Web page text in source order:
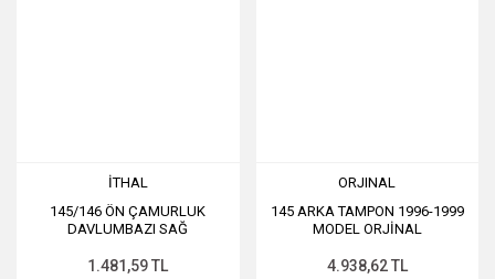
İTHAL
145/146 ÖN ÇAMURLUK
DAVLUMBAZI SAĞ
1.481,59 TL
ORJINAL
145 ARKA TAMPON 1996-1999
MODEL ORJİNAL
4.938,62 TL